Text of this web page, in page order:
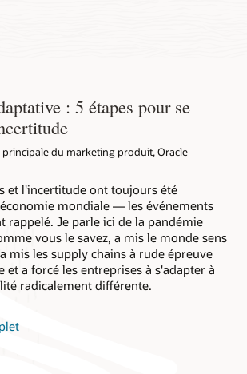
: 5 étapes pour se
principale du marketing produit, Oracle
et l'incertitude ont toujours été
mondiale — les événements
rappelé. Je parle ici de la pandémie
vous le savez, a mis le monde sens
mis les supply chains à rude épreuve
et a forcé les entreprises à s'adapter à
radicalement différente.